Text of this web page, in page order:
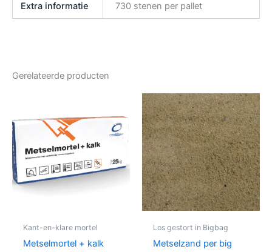
Extra informatie 730 stenen per pallet
Gerelateerde producten
Kant-en-klare mortel
Metselmortel + kalk
Los gestort in Bigbag
Metselzand per big